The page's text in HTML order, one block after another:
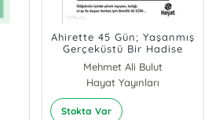
Ahirette 45 Gün; Yaşanmış
Gerçeküstü Bir Hadise
Mehmet Ali Bulut
Hayat Yayınları
Stokta Var